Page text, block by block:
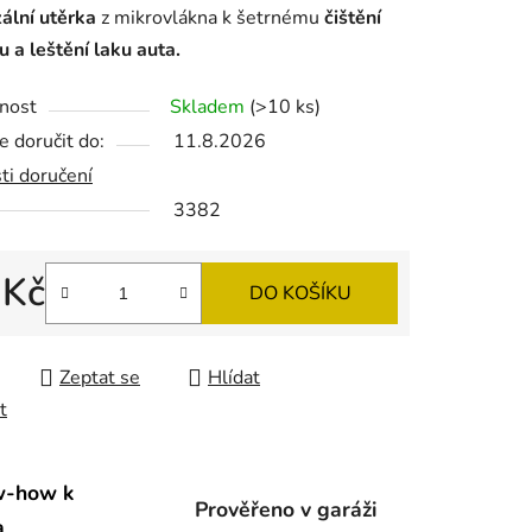
utěrka z mikrovlákna k šetrnému čištění
a leštění laku auta.
Skladem (>10 ks)
doručit do:
11.8.2026
doručení
3382
cena:
DO KOŠÍKU
Zeptat se
Hlídat
how k
Prověřeno v garáži